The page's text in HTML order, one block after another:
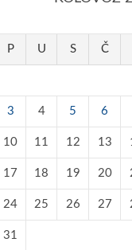
P U S Č
3 4 5 6
10 11 12 13
17 18 19 20
24 25 26 27
31